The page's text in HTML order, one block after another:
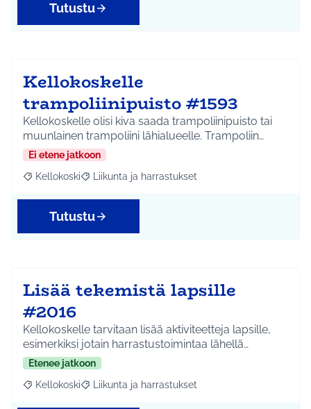
Tutustu
Kellokoskelle
trampoliinipuisto #1593
Kellokoskelle olisi kiva saada trampoliinipuisto tai
muunlainen trampoliini lähialueelle. Trampoliin…
Ei etene jatkoon
Rajaa tulokset aihepiirin mukaan: Kellokoski
Kellokoski Rajaa tulokset teeman mukaan: Liikunta ja
Liikunta ja harrastukset
Tutustu
Lisää tekemistä lapsille
#2016
Kellokoskelle tarvitaan lisää aktiviteetteja lapsille,
esimerkiksi jotain harrastustoimintaa lähellä…
Etenee jatkoon
Rajaa tulokset aihepiirin mukaan: Kellokoski
Kellokoski Rajaa tulokset teeman mukaan: Liikunta ja
Liikunta ja harrastukset